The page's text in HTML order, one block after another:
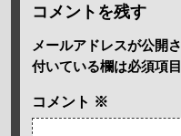
コメントを残す
メールアドレスが公開
付いている欄は必須項
コメント ※